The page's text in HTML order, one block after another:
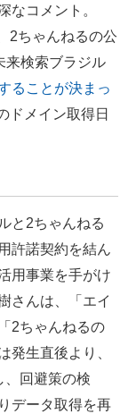
なコメント。
2ちゃんねるの公
来検索ブラジル
ることが決まっ
ドメイン取得日
と2ちゃんねる
許諾契約を結ん
用事業を手がけ
さんは、「エイ
2ちゃんねるの
発生直後より、
、回避策の検
データ取得を再